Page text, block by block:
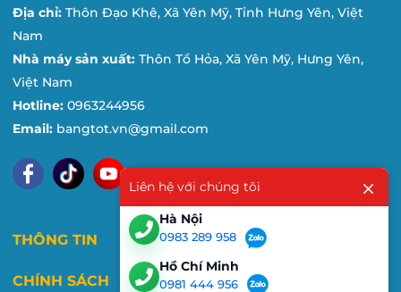
Địa chỉ: Thôn Đạo Khê, Xã Yên Mỹ, Tỉnh Hưng Yên, Việt
Nam
Nhà máy sản xuất: Thôn Tổ Hỏa, Xã Yên Mỹ, Hưng Yên,
Việt Nam
Hotline: 0963244956
Email: bangtot.vn@gmail.com
THÔNG TIN
CHÍNH SÁCH
Liên hệ với chúng tôi
Hà Nội
0983 289 958
Hồ Chí Minh
0981 444 956